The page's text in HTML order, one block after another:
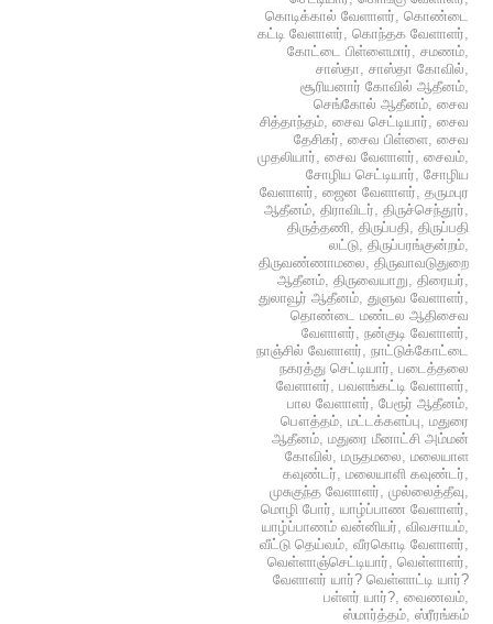
கொடிக்கால் வேளாளர், கொண்டை
கட்டி வேளாளர், கொந்தக வேளாளர்,
கோட்டை பிள்ளைமார், சமணம்,
சாஸ்தா, சாஸ்தா கோவில்,
சூரியனார் கோவில் ஆதீனம்,
செங்கோல் ஆதீனம், சைவ
சித்தாந்தம், சைவ செட்டியார், சைவ
தேசிகர், சைவ பிள்ளை, சைவ
முதலியார், சைவ வேளாளர், சைவம்,
சோழிய செட்டியார், சோழிய
வேளாளர், ஜைன வேளாளர், தருமபுர
ஆதீனம், திராவிடர், திருச்செந்தூர்,
திருத்தணி, திருப்பதி, திருப்பதி
லட்டு, திருப்பரங்குன்றம்,
திருவண்ணாமலை, திருவாவடுதுறை
ஆதீனம், திருவையாறு, திரையர்,
துலாவூர் ஆதீனம், துளுவ வேளாளர்,
தொண்டை மண்டல ஆதிசைவ
வேளாளர், நன்குடி வேளாளர்,
நாஞ்சில் வேளாளர், நாட்டுக்கோட்டை
நகரத்து செட்டியார், படைத்தலை
வேளாளர், பவளங்கட்டி வேளாளர்,
பால வேளாளர், பேரூர் ஆதீனம்,
பௌத்தம், மட்டக்களப்பு, மதுரை
ஆதீனம், மதுரை மீனாட்சி அம்மன்
கோவில், மருதமலை, மலையாள
கவுண்டர், மலையாளி கவுண்டர்,
முசுகுந்த வேளாளர், முல்லைத்தீவு,
மொழி போர், யாழ்ப்பாண வேளாளர்,
யாழ்ப்பாணம் வன்னியர், விவசாயம்,
வீட்டு தெய்வம், வீரகொடி வேளாளர்,
வெள்ளாஞ்செட்டியார், வெள்ளாளர்,
வேளாளர் யார்? வெள்ளாட்டி யார்?
பள்ளர் யார்?, வைணவம்,
ஸ்மார்த்தம், ஸ்ரீரங்கம்